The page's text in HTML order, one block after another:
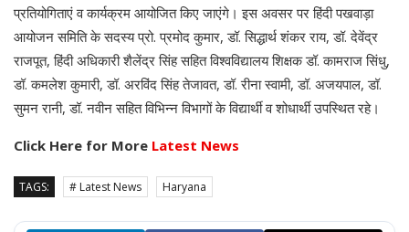
प्रतियोगिताएं व कार्यक्रम आयोजित किए जाएंगे। इस अवसर पर हिंदी पखवाड़ा
आयोजन समिति के सदस्य प्रो. प्रमोद कुमार, डॉ. सिद्धार्थ शंकर राय, डॉ. देवेंद्र
राजपूत, हिंदी अधिकारी शैलेंद्र सिंह सहित विश्वविद्यालय शिक्षक डॉ. कामराज सिंधु,
डॉ. कमलेश कुमारी, डॉ. अरविंद सिंह तेजावत, डॉ. रीना स्वामी, डॉ. अजयपाल, डॉ.
सुमन रानी, डॉ. नवीन सहित विभिन्न विभागों के विद्यार्थी व शोधार्थी उपस्थित रहे।
Click Here for More Latest News
TAGS: # Latest News Haryana